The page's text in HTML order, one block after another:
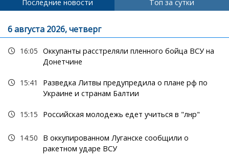
Последние новости Топ за сутки
6 августа 2026, четверг
16:05 Оккупанты расстреляли пленного бойца ВСУ на
Донетчине
15:41
Разведка Литвы предупредила о плане рф по
Украине и странам Балтии
15:15 Российская молодежь едет учиться в "лнр"
14:50
В оккупированном Луганске сообщили о
ракетном ударе ВСУ